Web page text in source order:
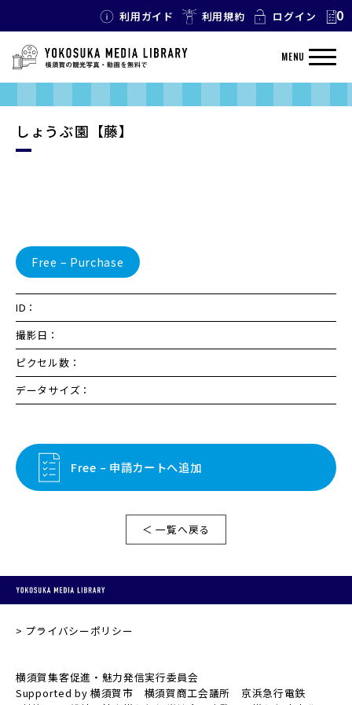
利用ガイド 利用規約 ログイン 0
MENU
しょうぶ園【藤】
Free – Purchase
ID：
撮影日：
ピクセル数：
データサイズ：
Free – 申請カートへ追加
＜ 一覧へ戻る
プライバシーポリシー
横須賀集客促進・魅力発信実行委員会
Supported by 横須賀市 横須賀商工会議所 京浜急行電鉄